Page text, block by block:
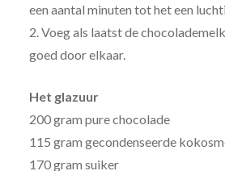
een aantal minuten tot het een
2. Voeg als laatst de
goed door elkaar.
Het glazuur
200 gram pure chocolade
115 gram gecondenseerde
170 gram suiker